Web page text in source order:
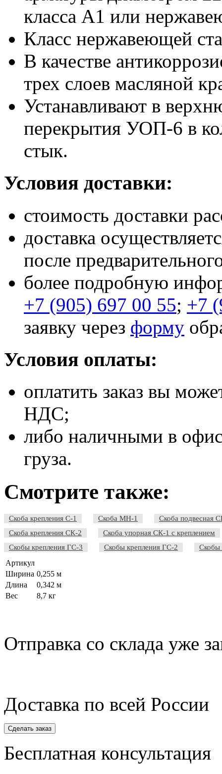
класса А1 или
Класс нержавеющей
В качестве
трех слоев масляной
Устанавливают в
перекрытия УОП-6 в
стык.
Условия доставки:
стоимость доставки
доставка
после
более подробную
+7 (905) 697 00 55; +7
заявку через форму
Условия оплаты:
оплатить заказ вы
НДС;
либо наличными в
груза.
Смотрите также:
Скоба крепления С-1 Скоба МН-1
Скоба подвесная
Скоба крепления СК-2
Скоба упорная СК-1 с креплением
Скобы крепления ГС-3
Скобы крепления ГС-2 Скобы
Артикул
Ширина 0,255 м
Длина
0,342 м
Вес
8,7 кг
Отправка со склада уже
Доставка по всей России
Сделать заказ
Бесплатная консультация